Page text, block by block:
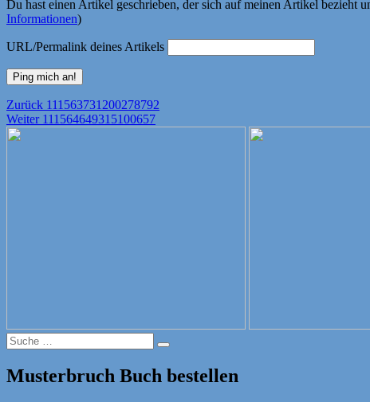
Du hast einen Artikel geschrieben, der sich auf meinen Artikel bezieht
Informationen)
URL/Permalink deines Artikels
Beitragsnavigation
Zurück Vorheriger
Beitrag:
111563731200278792
Weiter Nächster
111564649315100657
Suche
nach:
Suche
Musterbruch Buch bestellen